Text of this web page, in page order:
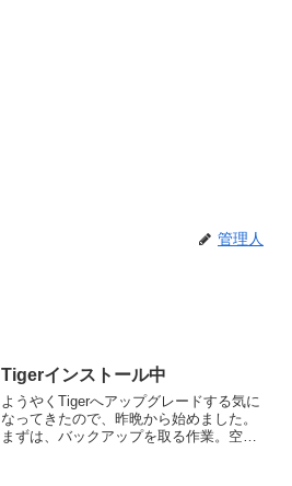
管理人
Tigerインストール中
ようやくTigerへアップグレードする気に
なってきたので、昨晩から始めました。
まずは、バックアップを取る作業。空の